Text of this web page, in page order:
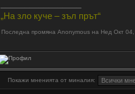
„На зло куче – зъл прът“
Последна промяна Anonymous на Нед Окт
Покажи мненията от миналия: